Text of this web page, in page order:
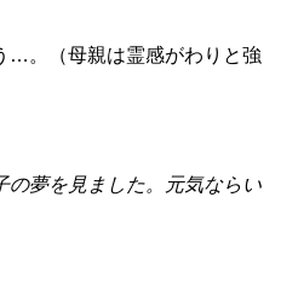
…。（母親は霊感がわりと強
の夢を見ました。元気ならい